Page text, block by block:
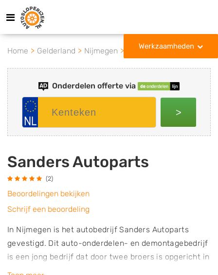
Werkzaamheden
Home Gelderland Nijmegen Sanders Autoparts
Onderdelen offerte via
>
Sanders Autoparts
(2)
Beoordelingen bekijken
Schrijf een beoordeling
In Nijmegen is het autobedrijf Sanders Autoparts
gevestigd. Dit auto-onderdelen- en demontagebedrijf
is een jong bedrijf dat door twee broers is opgericht in
2015. De auto's die worden gedemonteerd zijn